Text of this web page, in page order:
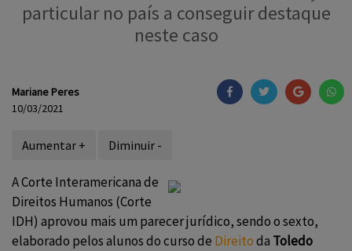
particular no país a conseguir destaque
neste caso
Mariane Peres
10/03/2021
Aumentar + Diminuir -
A Corte Interamericana de
Direitos Humanos (Corte
IDH) aprovou mais um parecer jurídico, sendo o sexto,
elaborado pelos alunos do curso de Direitoda Toledo